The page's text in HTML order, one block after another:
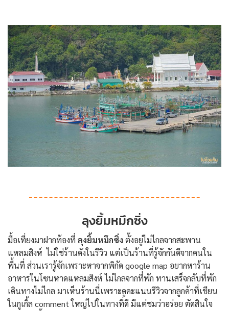
ลุงยิ้มหมึกซิ่ง
มื้อเที่ยงมาฝากท้องที่ ลุงยิ้มหมึกซิ่ง ตั้งอยู่ไม่ไกลจากสะพาน
แหลมสิงห์ ไม่ใช่ร้านดังในรีวิว แต่เป็นร้านที่รู้จักกันดีจากคนใน
พื้นที่ ส่วนเรารู้จักเพราะหาจากพิกัด google map อยากหาร้าน
อาหารในโซนหาดแหลมสิงห์ ไม่ไกลจากที่พัก ทานเสร็จกลับที่พัก
เดินทางไม่ไกล มาเห็นร้านนี่เพราะดูคะแนนรีวิวจากลูกค้าที่เขียน
ในกูเกิ้ล comment ใหญ่ไปในทางที่ดี มีแต่ชมว่าอร่อย ตัดสินใจ